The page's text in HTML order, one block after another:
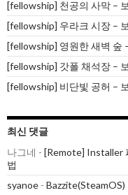
[fellowship] 천공의 사막 –
[fellowship] 우라크 시장 –
[fellowship] 영원한 새벽 숲
[fellowship] 갓폴 채석장 –
[fellowship] 비단빛 공허 –
최신 댓글
나그네 - [Remote] Installer
법
syanoe -